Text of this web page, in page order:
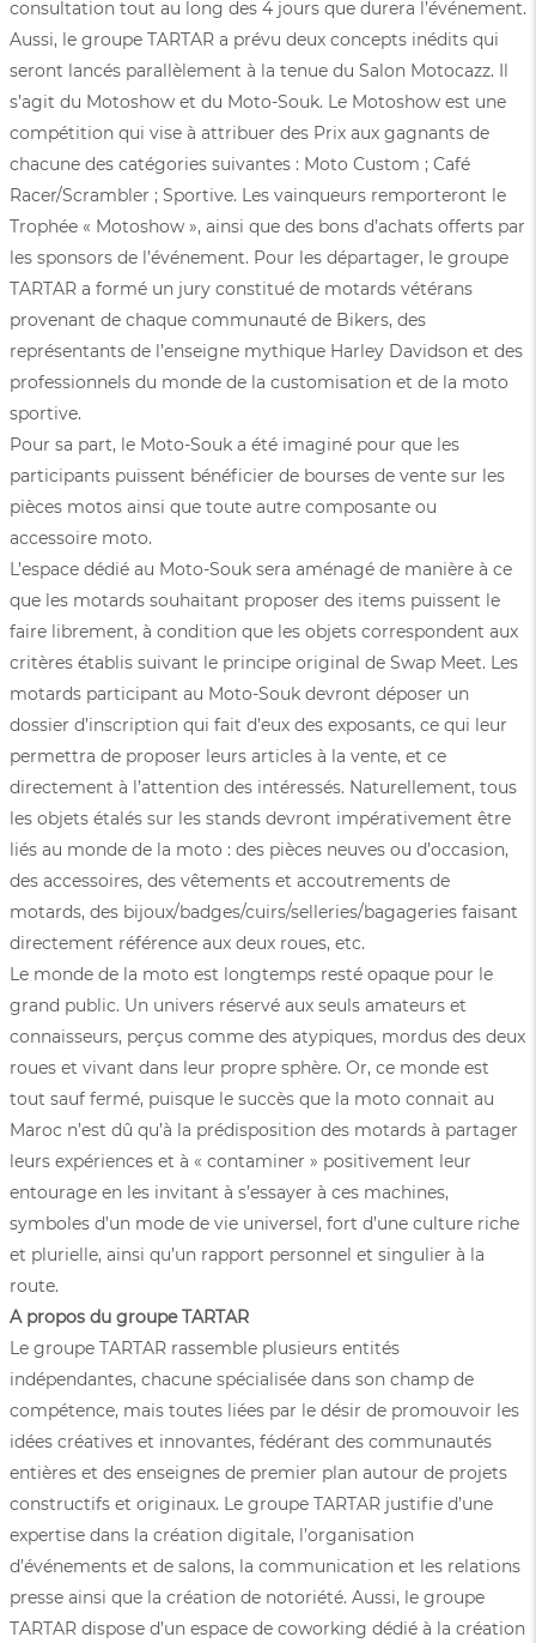
consultation tout au long des 4 jours que durera l’événement.
Aussi, le groupe TARTAR a prévu deux concepts inédits qui
seront lancés parallèlement à la tenue du Salon Motocazz. Il
s’agit du Motoshow et du Moto-Souk. Le Motoshow est une
compétition qui vise à attribuer des Prix aux gagnants de
chacune des catégories suivantes : Moto Custom ; Café
Racer/Scrambler ; Sportive. Les vainqueurs remporteront le
Trophée « Motoshow », ainsi que des bons d’achats offerts par
les sponsors de l’événement. Pour les départager, le groupe
TARTAR a formé un jury constitué de motards vétérans
provenant de chaque communauté de Bikers, des
représentants de l’enseigne mythique Harley Davidson et des
professionnels du monde de la customisation et de la moto
sportive.
Pour sa part, le Moto-Souk a été imaginé pour que les
participants puissent bénéficier de bourses de vente sur les
pièces motos ainsi que toute autre composante ou
accessoire moto.
L’espace dédié au Moto-Souk sera aménagé de manière à ce
que les motards souhaitant proposer des items puissent le
faire librement, à condition que les objets correspondent aux
critères établis suivant le principe original de Swap Meet. Les
motards participant au Moto-Souk devront déposer un
dossier d’inscription qui fait d’eux des exposants, ce qui leur
permettra de proposer leurs articles à la vente, et ce
directement à l’attention des intéressés. Naturellement, tous
les objets étalés sur les stands devront impérativement être
liés au monde de la moto : des pièces neuves ou d’occasion,
des accessoires, des vêtements et accoutrements de
motards, des bijoux/badges/cuirs/selleries/bagageries faisant
directement référence aux deux roues, etc.
Le monde de la moto est longtemps resté opaque pour le
grand public. Un univers réservé aux seuls amateurs et
connaisseurs, perçus comme des atypiques, mordus des deux
roues et vivant dans leur propre sphère. Or, ce monde est
tout sauf fermé, puisque le succès que la moto connait au
Maroc n’est dû qu’à la prédisposition des motards à partager
leurs expériences et à « contaminer » positivement leur
entourage en les invitant à s’essayer à ces machines,
symboles d’un mode de vie universel, fort d’une culture riche
et plurielle, ainsi qu’un rapport personnel et singulier à la
route.
A propos du groupe TARTAR
Le groupe TARTAR rassemble plusieurs entités
indépendantes, chacune spécialisée dans son champ de
compétence, mais toutes liées par le désir de promouvoir les
idées créatives et innovantes, fédérant des communautés
entières et des enseignes de premier plan autour de projets
constructifs et originaux. Le groupe TARTAR justifie d’une
expertise dans la création digitale, l’organisation
d’événements et de salons, la communication et les relations
presse ainsi que la création de notoriété. Aussi, le groupe
TARTAR dispose d’un espace de coworking dédié à la création